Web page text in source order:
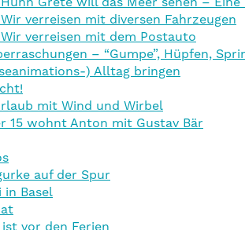
verreisen mit diversen Fahrzeugen
verreisen mit dem Postauto
– “Gumpe”, Hüpfen,
) Alltag bringen
mit Wind und Wirbel
15 wohnt Anton mit Gustav Bär
auf der Spur
in Basel
vor den Ferien